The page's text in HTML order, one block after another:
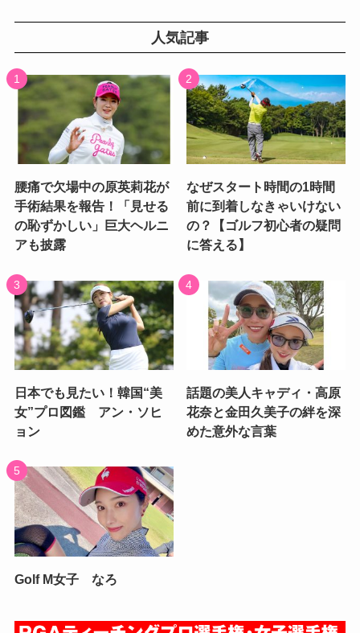
人気記事
腰痛で欠場中の原英莉花が
手術結果を報告！「見せる
の恥ずかしい」巨大ヘルニ
アも披露
なぜスタート時間の1時間
前に到着しなきゃいけない
の？【ゴルフ初心者の疑問
に答える】
日本でも見たい！韓国“美
女”プロ図鑑 アン・ソヒ
ョン
話題の美人キャディ・高原
花奈と金田久美子の絆を深
めた意外な言葉
Golf M女子 なろ